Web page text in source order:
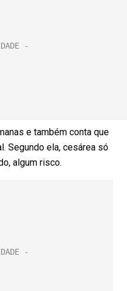
e também conta que
Segundo ela, cesárea só
algum risco.